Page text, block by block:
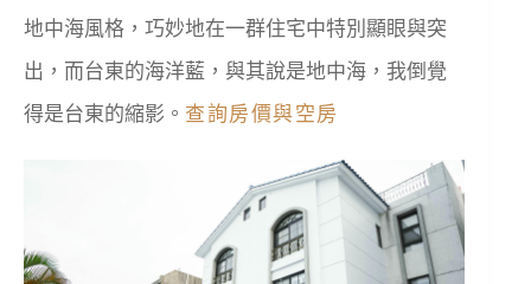
地中海風格，巧妙地在一群住宅中特別顯眼與突
出，而台東的海洋藍，與其說是地中海，我倒覺
得是台東的縮影。 查詢房價與空房